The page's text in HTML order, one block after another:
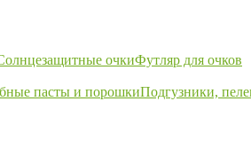
очкиФутляр для очков
пасты и порошкиПодгузники,